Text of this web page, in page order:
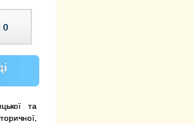
0
та